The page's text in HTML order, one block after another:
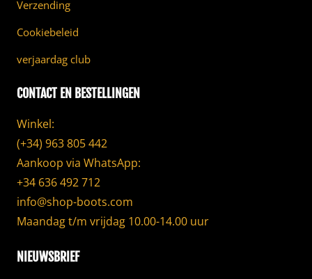
Verzending
Cookiebeleid
verjaardag club
CONTACT EN BESTELLINGEN
Winkel:
(+34) 963 805 442
Aankoop via WhatsApp:
+34 636 492 712
info@shop-boots.com
Maandag t/m vrijdag 10.00-14.00 uur
NIEUWSBRIEF